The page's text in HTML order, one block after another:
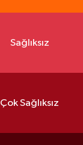
Sağlıksız
Çok Sağlıksız